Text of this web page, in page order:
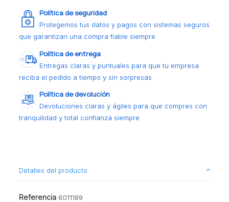
Política de seguridad
Protegemos tus datos y pagos con sistemas seguros
que garantizan una compra fiable siempre
Política de entrega
Entregas claras y puntuales para que tu empresa
reciba el pedido a tiempo y sin sorpresas
Política de devolución
Devoluciones claras y ágiles para que compres con
tranquilidad y total confianza siempre
Detalles del producto
Referencia 6011189